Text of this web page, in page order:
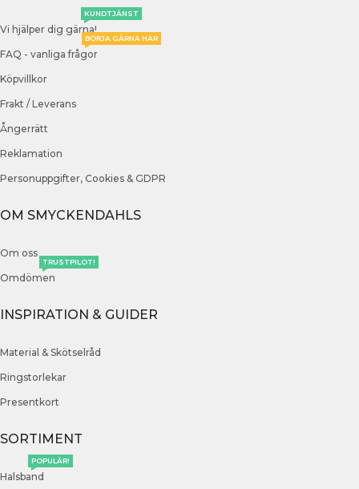
Vi hjälper dig gärna!
KUNDTJÄNST
FAQ - vanliga frågor
BÖRJA GÄRNA HÄR
Köpvillkor
Frakt / Leverans
Ångerrätt
Reklamation
Personuppgifter, Cookies & GDPR
OM SMYCKENDAHLS
Om oss
Omdömen
TRUSTPILOT!
INSPIRATION & GUIDER
Material & Skötselråd
Ringstorlekar
Presentkort
SORTIMENT
Halsband
POPULÄR!